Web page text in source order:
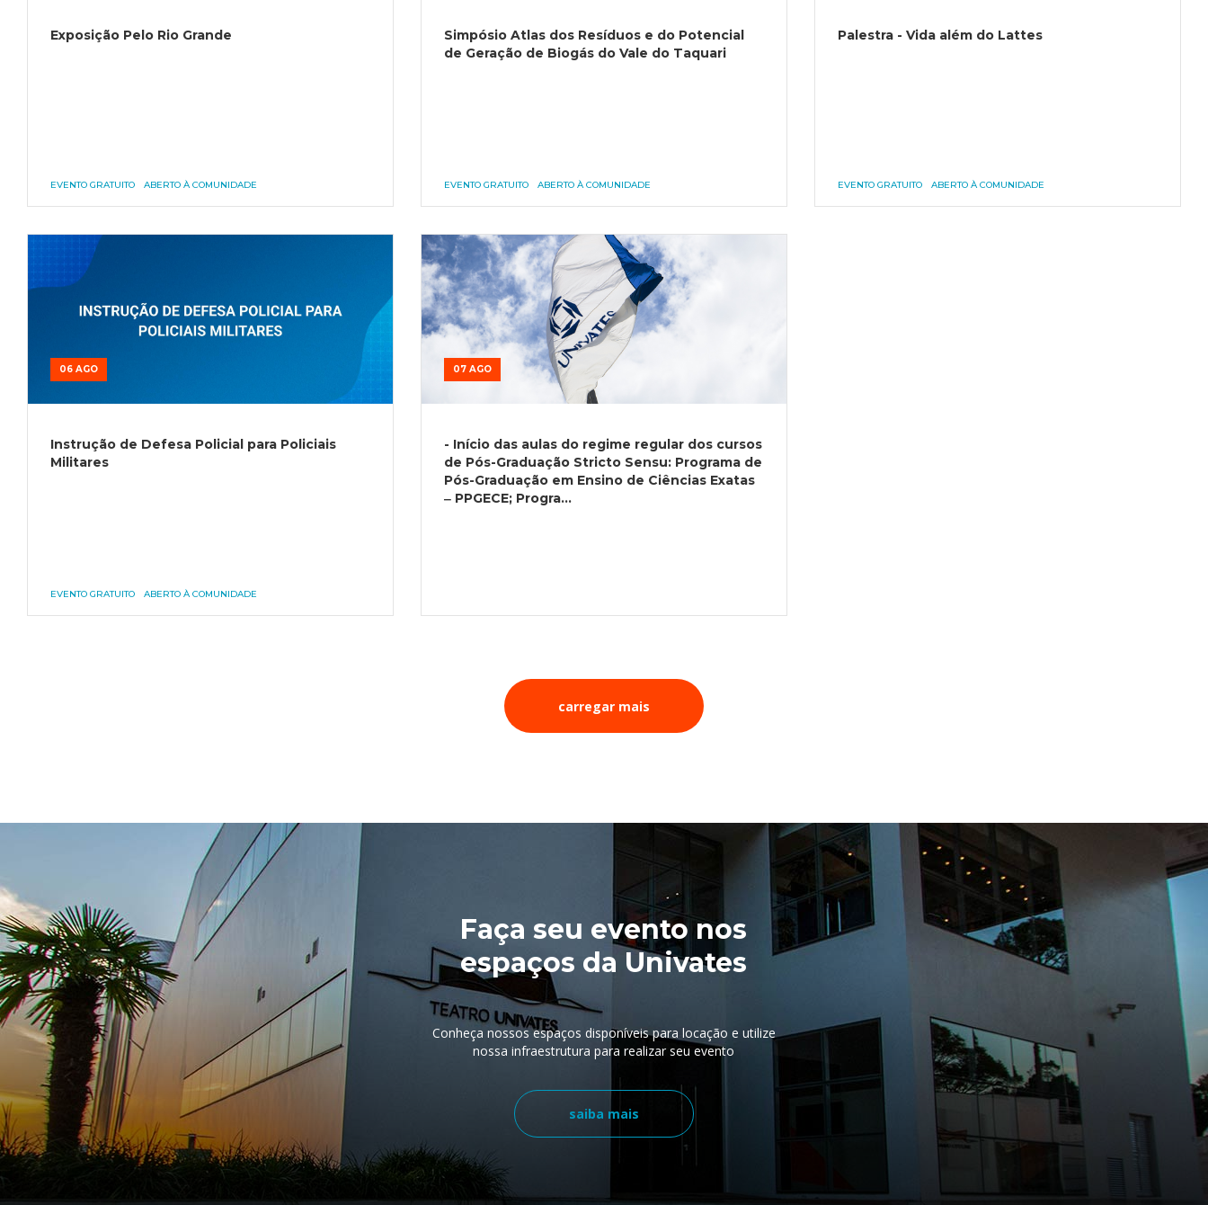
Exposição Pelo Rio Grande
EVENTO GRATUITO ABERTO À COMUNIDADE
Simpósio Atlas dos Resíduos e do Potencial
de Geração de Biogás do Vale do Taquari
EVENTO GRATUITO ABERTO À COMUNIDADE
Palestra - Vida além do Lattes
EVENTO GRATUITO ABERTO À COMUNIDADE
06 AGO
Instrução de Defesa Policial para Policiais
Militares
EVENTO GRATUITO ABERTO À COMUNIDADE
07 AGO
- Início das aulas do regime regular dos cursos
de Pós-Graduação Stricto Sensu: Programa de
Pós-Graduação em Ensino de Ciências Exatas
‒ PPGECE; Progra...
carregar mais
Faça seu evento nos
espaços da Univates
Conheça nossos espaços disponíveis para locação e utilize
nossa infraestrutura para realizar seu evento
saiba mais